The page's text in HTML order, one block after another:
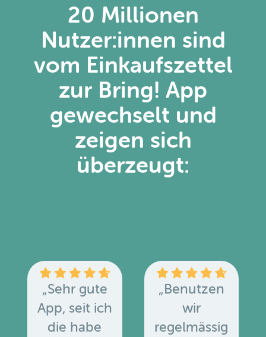
20 Millionen
Nutzer:innen sind
vom Einkaufszettel
zur Bring! App
gewechselt und
zeigen sich
überzeugt:
„Sehr gute
App, seit ich
die habe
„Benutzen
wir
regelmässig